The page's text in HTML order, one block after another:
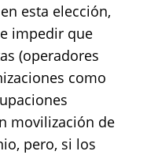
esta elección,
impedir que
(operadores
como
movilización de
pero, si los